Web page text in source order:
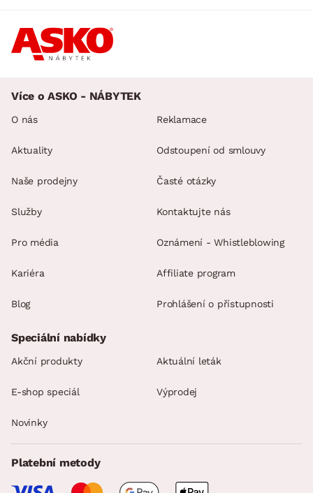
Více o ASKO - NÁBYTEK
O nás
Aktuality
Naše prodejny
Služby
Pro média
Kariéra
Blog
Reklamace
Odstoupení od smlouvy
Časté otázky
Kontaktujte nás
Oznámení - Whistleblowing
Affiliate program
Prohlášení o přístupnosti
Speciální nabídky
Akční produkty Aktuální leták
E-shop speciál Výprodej
Novinky
Platební metody